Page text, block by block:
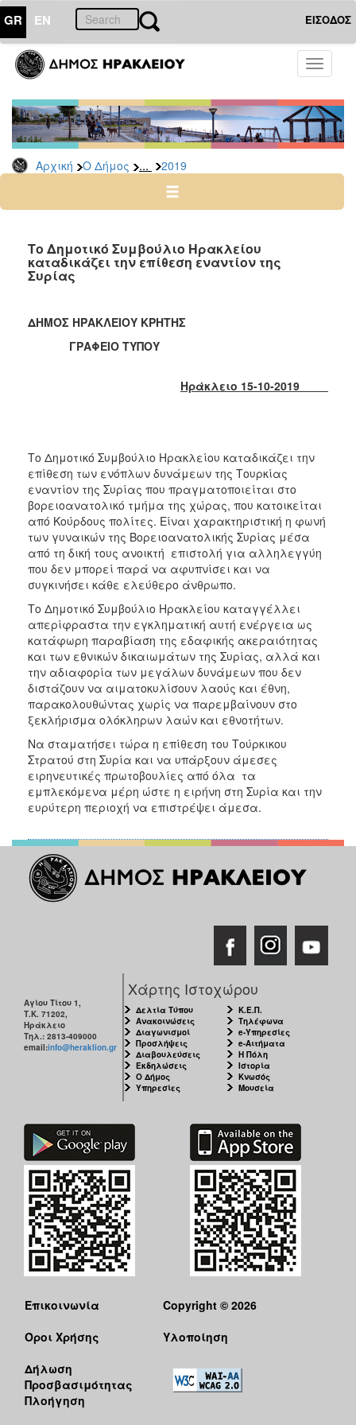
GR EN ΕΙΣΟΔΟΣ
Toggle
Αρχική Ο Δήμος ... 2019
ΔΗΜΟΣ
Δελτία
Τύπου
Αρχείο
2026
2024
2022
2021
2013
2012
2011
2010
2006
ΤΟΠΟΣ
ΠΟΛΙΤΙΣΜΟΣ
ΑΝΘΕΚΤΙΚΗ
Το Δημοτικό Συμβούλιο Ηρακλείου
καταδικάζει την επίθεση εναντίον της
Συρίας
ΔΗΜΟΣ ΗΡΑΚΛΕΙΟΥ ΚΡΗΤΗΣ
ΓΡΑΦΕΙΟ ΤΥΠΟΥ
Ηράκλειο 15-10-2019
Το Δημοτικό Συμβούλιο Ηρακλείου καταδικάζει την
επίθεση των ενόπλων δυνάμεων της Τουρκίας
εναντίον της Συρίας που πραγματοποιείται στο
βορειοανατολικό τμήμα της χώρας, που κατοικείται
από Κούρδους πολίτες. Είναι χαρακτηριστική η φωνή
των γυναικών της Βορειοανατολικής Συρίας μέσα
από τη δική τους ανοικτή επιστολή για αλληλεγγύη
που δεν μπορεί παρά να αφυπνίσει και να
συγκινήσει κάθε ελεύθερο άνθρωπο.
Το Δημοτικό Συμβούλιο Ηρακλείου καταγγέλλει
απερίφραστα την εγκληματική αυτή ενέργεια ως
κατάφωρη παραβίαση της εδαφικής ακεραιότητας
και των εθνικών δικαιωμάτων της Συρίας, αλλά και
την αδιαφορία των μεγάλων δυνάμεων που δεν
διστάζουν να αιματοκυλίσουν λαούς και έθνη,
παρακολουθώντας χωρίς να παρεμβαίνουν στο
ξεκλήρισμα ολόκληρων λαών και εθνοτήτων.
Να σταματήσει τώρα η επίθεση του Τούρκικου
Στρατού στη Συρία και να υπάρξουν άμεσες
ειρηνευτικές πρωτοβουλίες από όλα τα
εμπλεκόμενα μέρη ώστε η ειρήνη στη Συρία και την
ευρύτερη περιοχή να επιστρέψει άμεσα.
Αγίου Τίτου 1,
Τ.Κ. 71202,
Ηράκλειο
Τηλ.: 2813-409000
email:info@heraklion.gr
Χάρτης Ιστοχώρου
Δελτία Τύπου
Ανακοινώσεις
Διαγωνισμοί
Προσλήψεις
Διαβουλεύσεις
Εκδηλώσεις
Ο Δήμος
Υπηρεσίες
Κ.Ε.Π.
Τηλέφωνα
e-Υπηρεσίες
e-Αιτήματα
Η Πόλη
Ιστορία
Κνωσός
Μουσεία
Επικοινωνία
Όροι Χρήσης
Δήλωση
Προσβασιμότητας
Πλοήγηση
Copyright © 2026
Υλοποίηση